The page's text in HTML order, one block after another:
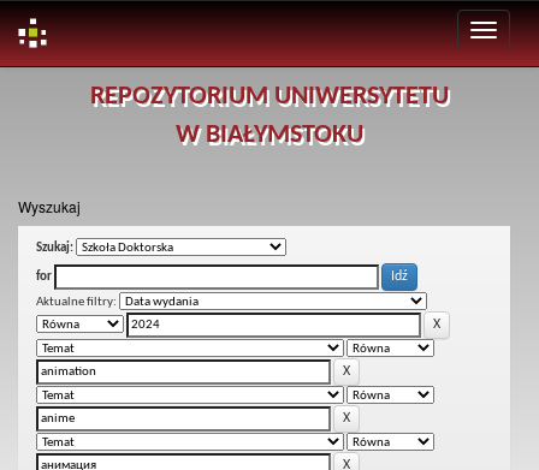
REPOZYTORIUM UNIWERSYTETU
W BIAŁYMSTOKU
Wyszukaj
Szukaj:
for
Aktualne filtry: